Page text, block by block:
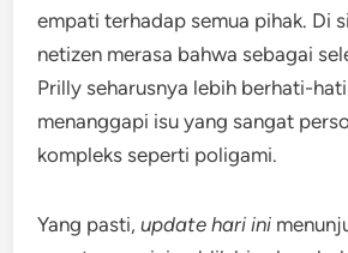
empati terhadap semua pihak. Di
netizen merasa bahwa sebagai
Prilly seharusnya lebih berhati-
menanggapi isu yang sangat
kompleks seperti poligami.
Yang pasti,update hari ini